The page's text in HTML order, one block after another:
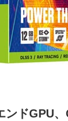
ンドGPU